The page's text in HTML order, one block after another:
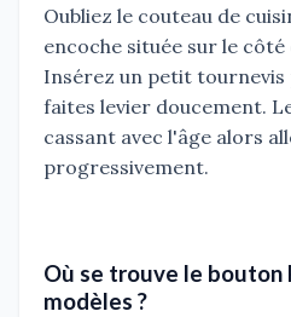
Oubliez le couteau de
encoche située sur le côté
Insérez un petit
faites levier doucement.
cassant avec l'âge alors
progressivement.
Où se trouve le bouton
modèles ?